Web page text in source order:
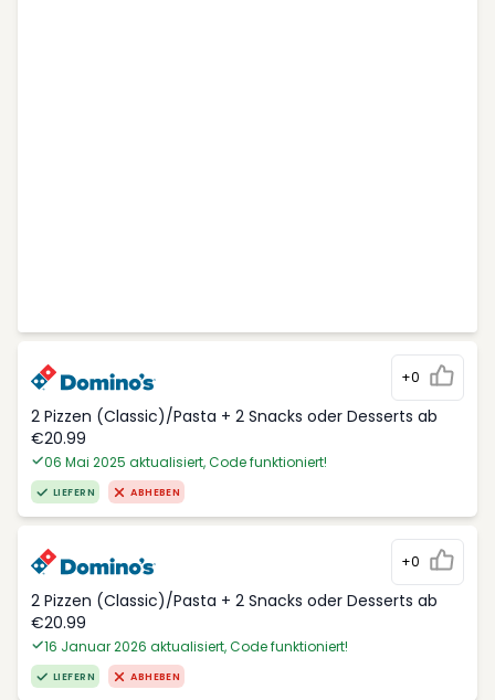
+0
2 Pizzen (Classic)/Pasta + 2 Snacks oder Desserts ab
€20.99
06 Mai 2025 aktualisiert, Code funktioniert!
LIEFERN ABHEBEN
+0
2 Pizzen (Classic)/Pasta + 2 Snacks oder Desserts ab
€20.99
16 Januar 2026 aktualisiert, Code funktioniert!
LIEFERN ABHEBEN